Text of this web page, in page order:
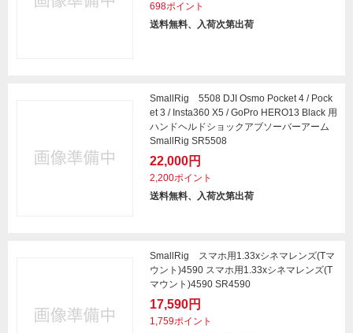
698ポイント
送料無料、入荷次第出荷
SmallRig 5508 DJI Osmo Pocket 4 / Pock
et 3 / Insta360 X5 / GoPro HERO13 Black 用
ハンドヘルドショックアブソーバーアーム
SmallRig SR5508
22,000円
2,200ポイント
送料無料、入荷次第出荷
SmallRig スマホ用1.33xシネマレンズ(Tマ
ウント)4590 スマホ用1.33xシネマレンズ(T
マウント)4590 SR4590
17,590円
1,759ポイント